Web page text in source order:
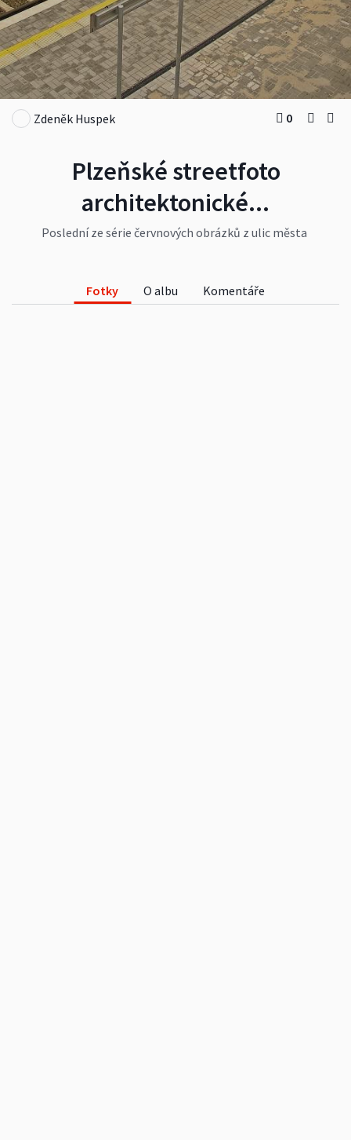
Plzeňské streetfoto
architektonické...
Poslední ze série červnových obrázků z ulic města
okolní domy...
Zdeněk Huspek 0
Fotky O albu Komentáře